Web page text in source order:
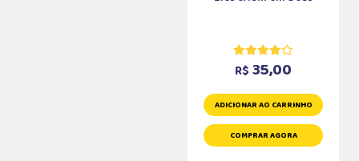
R$ 35,00
ADICIONAR AO CARRINHO
COMPRAR AGORA